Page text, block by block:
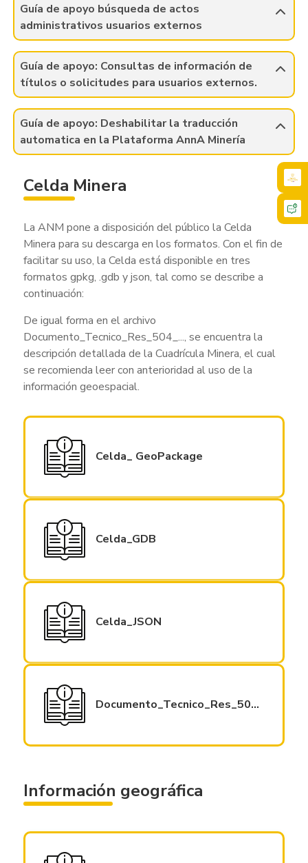
Guía de apoyo búsqueda de actos
administrativos usuarios externos
Guía de apoyo: Consultas de información de
títulos o solicitudes para usuarios externos.
Guía de apoyo: Deshabilitar la traducción
automatica en la Plataforma AnnA Minería
Celda Minera
La ANM pone a disposición del público la Celda
Minera para su descarga en los formatos. Con el fin de
facilitar su uso, la Celda está disponible en tres
formatos gpkg, .gdb y json, tal como se describe a
continuación:
De igual forma en el archivo
Documento_Tecnico_Res_504_..., se encuentra la
descripción detallada de la Cuadrícula Minera, el cual
se recomienda leer con anterioridad al uso de la
información geoespacial.
Celda_ GeoPackage
Celda_GDB
Celda_JSON
Documento_Tecnico_Res_504_2018
Información geográfica